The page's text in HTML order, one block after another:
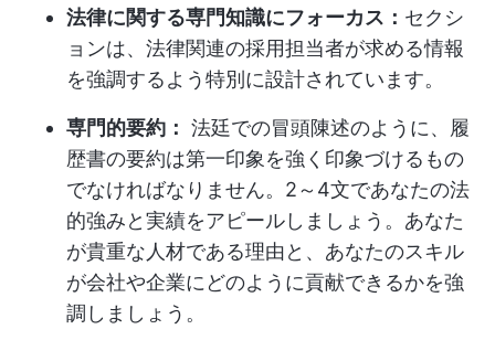
法律に関する専門知識にフォーカス： セクシ
ョンは、法律関連の採用担当者が求める情報
を強調するよう特別に設計されています。
専門的要約： 法廷での冒頭陳述のように、履
歴書の要約は第一印象を強く印象づけるもの
でなければなりません。2～4文であなたの法
的強みと実績をアピールしましょう。あなた
が貴重な人材である理由と、あなたのスキル
が会社や企業にどのように貢献できるかを強
調しましょう。